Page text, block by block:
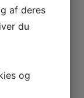
af deres
du
og